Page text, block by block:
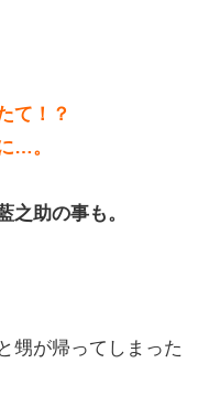
て！？
…。
之助の事も。
甥が帰ってしまった